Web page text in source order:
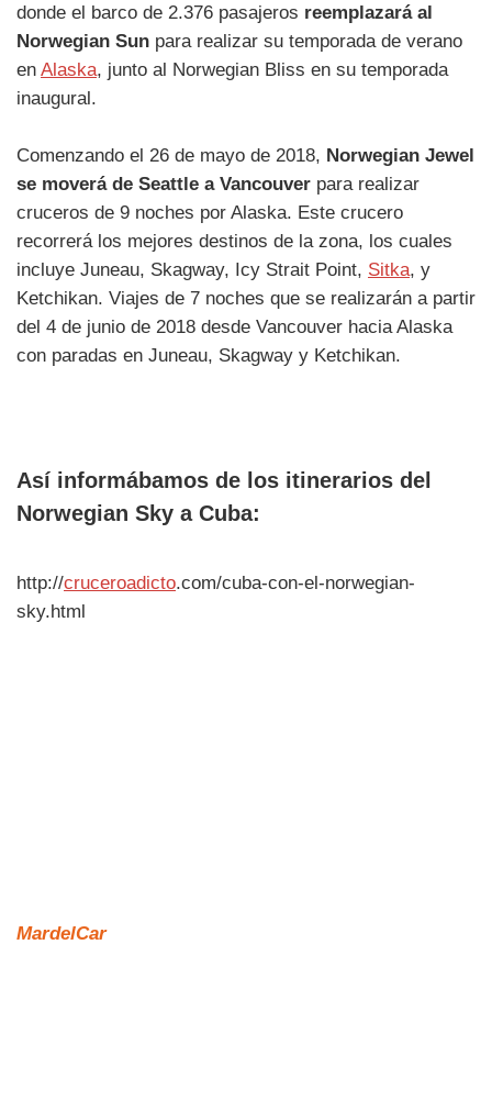
donde el barco de 2.376 pasajeros reemplazará al
Norwegian Sun para realizar su temporada de verano
en Alaska, junto al Norwegian Bliss en su temporada
inaugural.
Comenzando el 26 de mayo de 2018, Norwegian Jewel
se moverá de Seattle a Vancouver para realizar
cruceros de 9 noches por Alaska. Este crucero
recorrerá los mejores destinos de la zona, los cuales
incluye Juneau, Skagway, Icy Strait Point, Sitka, y
Ketchikan. Viajes de 7 noches que se realizarán a partir
del 4 de junio de 2018 desde Vancouver hacia Alaska
con paradas en Juneau, Skagway y Ketchikan.
Así informábamos de los itinerarios del
Norwegian Sky a Cuba:
http://cruceroadicto.com/cuba-con-el-norwegian-
sky.html
MardelCar